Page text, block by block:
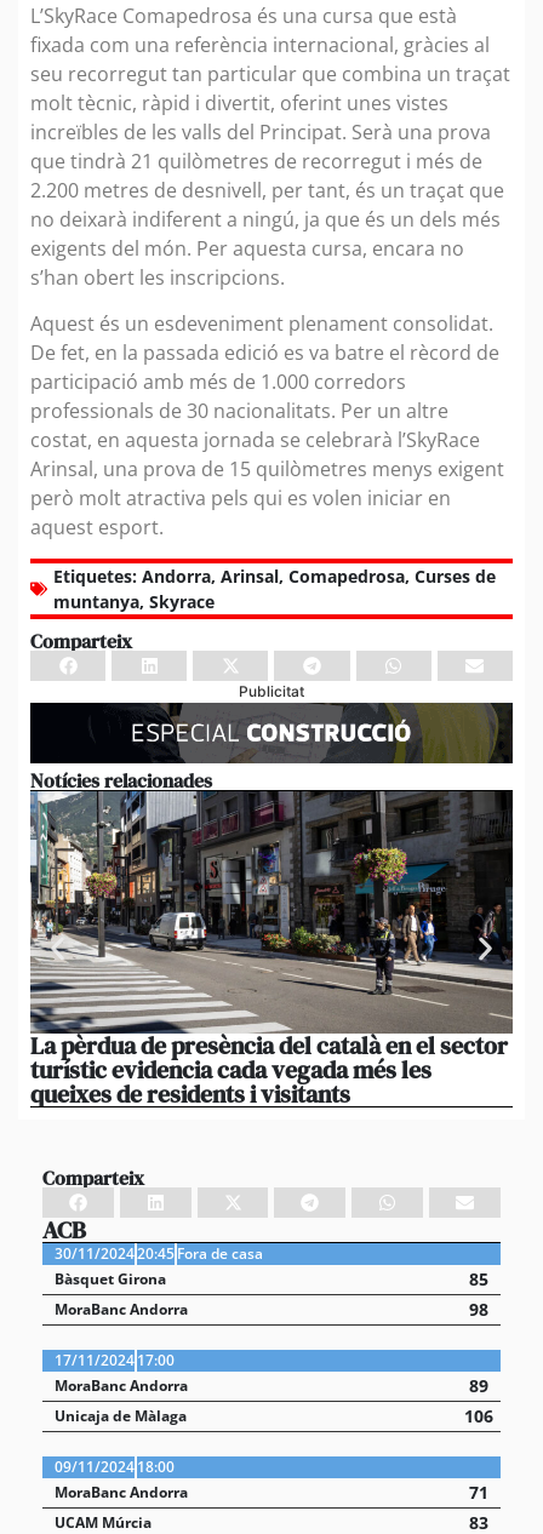
L’SkyRace Comapedrosa és una cursa que està
fixada com una referència internacional, gràcies al
seu recorregut tan particular que combina un traçat
molt tècnic, ràpid i divertit, oferint unes vistes
increïbles de les valls del Principat. Serà una prova
que tindrà 21 quilòmetres de recorregut i més de
2.200 metres de desnivell, per tant, és un traçat que
no deixarà indiferent a ningú, ja que és un dels més
exigents del món. Per aquesta cursa, encara no
s’han obert les inscripcions.
Aquest és un esdeveniment plenament consolidat.
De fet, en la passada edició es va batre el rècord de
participació amb més de 1.000 corredors
professionals de 30 nacionalitats. Per un altre
costat, en aquesta jornada se celebrarà l’SkyRace
Arinsal, una prova de 15 quilòmetres menys exigent
però molt atractiva pels qui es volen iniciar en
aquest esport.
Etiquetes: Andorra, Arinsal, Comapedrosa, Curses de
muntanya, Skyrace
Comparteix
Publicitat
Notícies relacionades
La pèrdua de presència del català en el sector
turístic evidencia cada vegada més les
queixes de residents i visitants
Comparteix
ACB
30/11/202420:45Fora de casa
Bàsquet Girona
85
MoraBanc Andorra 98
17/11/202417:00
MoraBanc Andorra
89
Unicaja de Màlaga 106
09/11/202418:00
MoraBanc Andorra
71
UCAM Múrcia 83